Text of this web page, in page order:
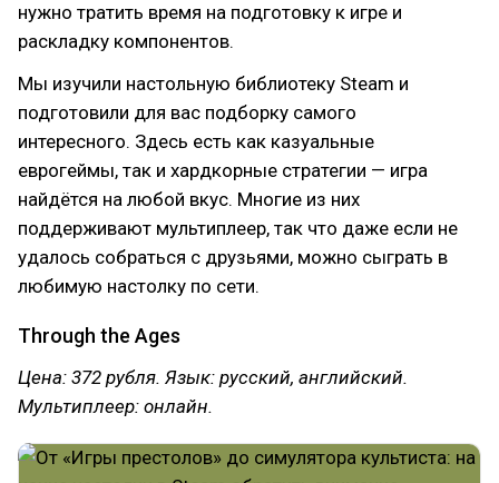
нужно тратить время на подготовку к игре и
раскладку компонентов.
Мы изучили настольную библиотеку Steam и
подготовили для вас подборку самого
интересного. Здесь есть как казуальные
еврогеймы, так и хардкорные стратегии — игра
найдётся на любой вкус. Многие из них
поддерживают мультиплеер, так что даже если не
удалось собраться с друзьями, можно сыграть в
любимую настолку по сети.
Through the Ages
Цена: 372 рубля. Язык: русский, английский.
Мультиплеер: онлайн.